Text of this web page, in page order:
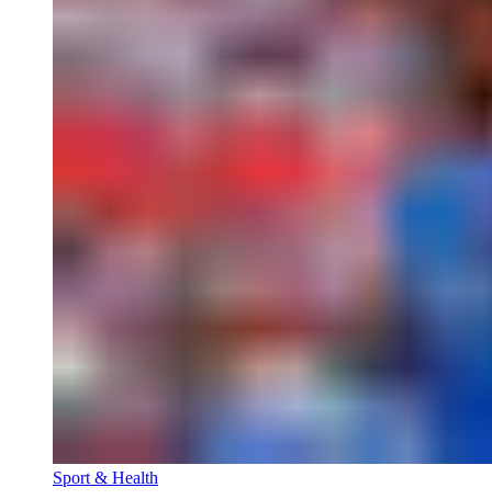
Sport & Health